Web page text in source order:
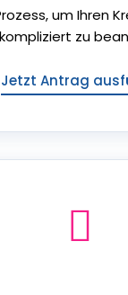
um Ihren
zu
Jetzt Antrag